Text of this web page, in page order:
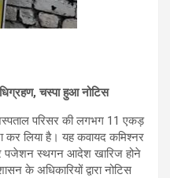
चस्पा हुआ नोटिस
परिसर की लगभग 11 एकड़
कर लिया है। यह कवायद कमिश्नर
पजेशन स्थगन आदेश खारिज होने
के अधिकारियों द्वारा नोटिस